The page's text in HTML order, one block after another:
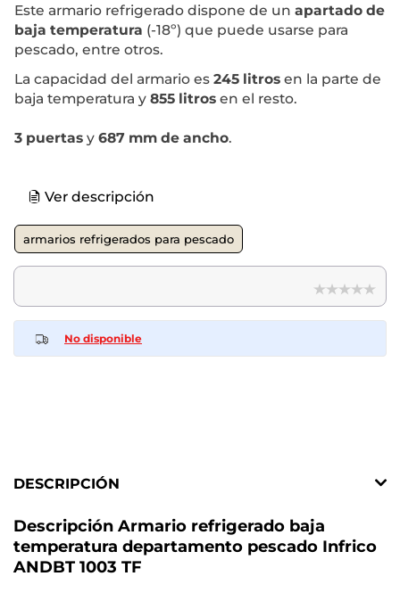
Este armario refrigerado dispone de un apartado de
baja temperatura (-18º) que puede usarse para
pescado, entre otros.
La capacidad del armario es 245 litros en la parte de
baja temperatura y 855 litros en el resto.
3 puertas y 687 mm de ancho.
Ver descripción
armarios refrigerados para pescado
No disponible
DESCRIPCIÓN
Descripción Armario refrigerado baja
temperatura departamento pescado Infrico
ANDBT 1003 TF